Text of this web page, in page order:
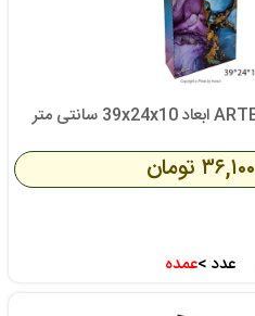
۳۶,۱۰۰ تومان
عدد >عمده